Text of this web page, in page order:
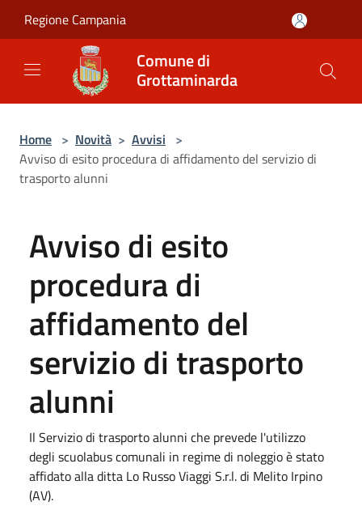
Regione Campania
Comune di
Grottaminarda
Home > Novità > Avvisi >
Avviso di esito procedura di affidamento del servizio di
trasporto alunni
Avviso di esito
procedura di
affidamento del
servizio di trasporto
alunni
Il Servizio di trasporto alunni che prevede l'utilizzo
degli scuolabus comunali in regime di noleggio è stato
affidato alla ditta Lo Russo Viaggi S.r.l. di Melito Irpino
(AV).